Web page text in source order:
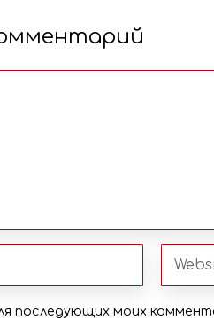
последующих моих